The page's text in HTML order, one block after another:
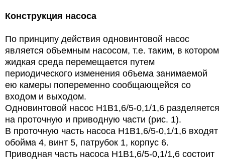
Конструкция насоса
По принципу действия одновинтовой насос
является объемным насосом, т.е. таким, в котором
жидкая среда перемещается путем
периодического изменения объема занимаемой
ею камеры попеременно сообщающейся со
входом и выходом.
Одновинтовой насос Н1В1,6/5-0,1/1,6 разделяется
на проточную и приводную части (рис. 1).
В проточную часть насоса Н1В1,6/5-0,1/1,6 входят
обойма 4, винт 5, патрубок 1, корпус 6.
Приводная часть насоса Н1В1,6/5-0,1/1,6 состоит